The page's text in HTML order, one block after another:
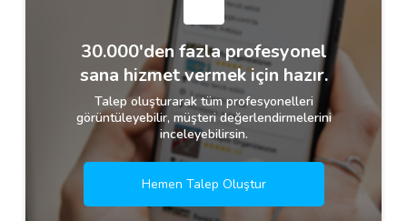
30.000'den fazla profesyonel
sana hizmet vermek için hazır.
Talep oluşturarak tüm profesyonelleri
görüntüleyebilir, müşteri değerlendirmelerini
inceleyebilirsin.
Hemen Talep Oluştur